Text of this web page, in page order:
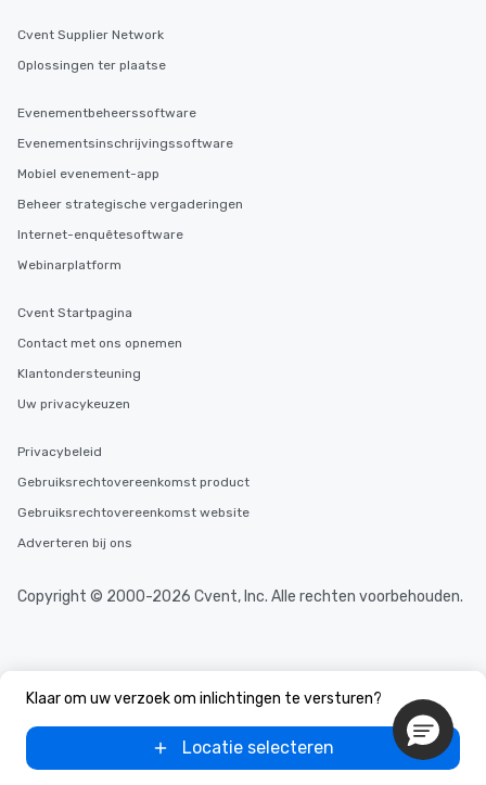
Klaar om uw verzoek om inlichtingen te versturen?
Locatie selecteren
Cvent Supplier Network
Oplossingen ter plaatse
Evenementbeheerssoftware
Evenementsinschrijvingssoftware
Mobiel evenement-app
Beheer strategische vergaderingen
Internet-enquêtesoftware
Webinarplatform
Cvent Startpagina
Contact met ons opnemen
Klantondersteuning
Uw privacykeuzen
Privacybeleid
Gebruiksrechtovereenkomst product
Gebruiksrechtovereenkomst website
Adverteren bij ons
Copyright © 2000-2026 Cvent, Inc. Alle rechten voorbehouden.